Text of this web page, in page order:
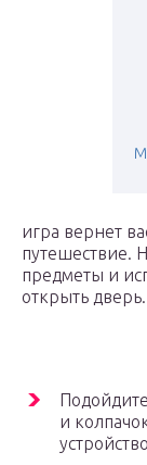
игра вернет
путешествие.
предметы и
открыть дверь.
и